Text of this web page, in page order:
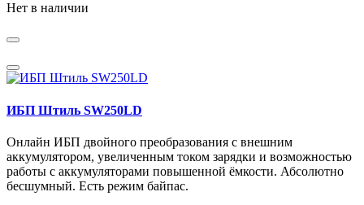
Нет в наличии
ИБП Штиль SW250LD
Онлайн ИБП двойного преобразования с внешним
аккумулятором, увеличенным током зарядки и возможностью
работы с аккумуляторами повышенной ёмкости. Абсолютно
бесшумный. Есть режим байпас.